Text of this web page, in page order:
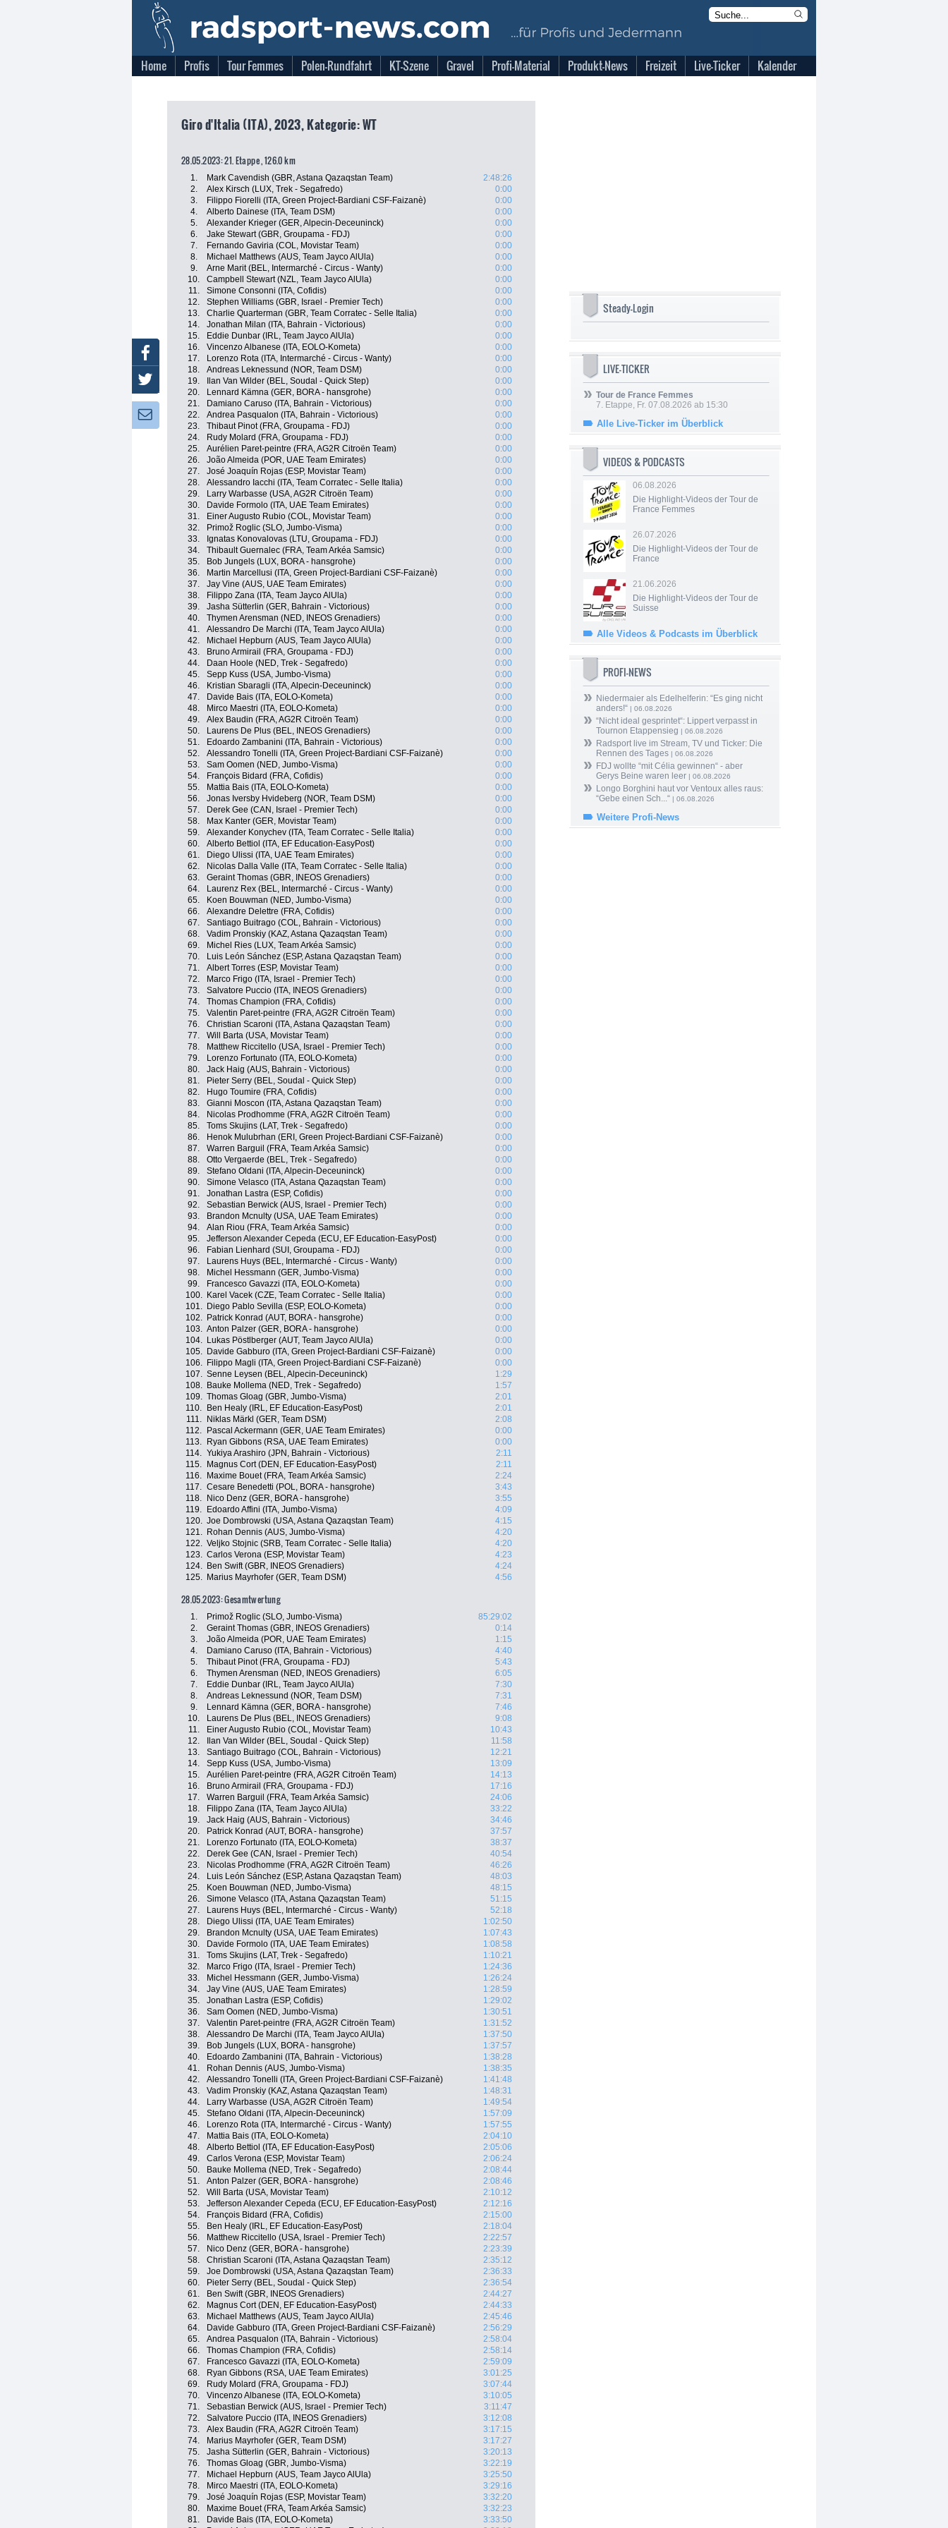
Home Profis Tour Femmes Polen-Rundfahrt KT-Szene Gravel Profi-Material Produkt-News Freizeit Live-Ticker Kalender
Giro d'Italia (ITA), 2023, Kategorie: WT
28.05.2023: 21. Etappe , 126.0 km
1. Mark Cavendish (GBR, Astana Qazaqstan Team)
2:48:26
2.
Alex Kirsch (LUX, Trek - Segafredo)
0:00
3.
Filippo Fiorelli (ITA, Green Project-Bardiani CSF-Faizanè)
0:00
4.
Alberto Dainese (ITA, Team DSM)
0:00
5.
Alexander Krieger (GER, Alpecin-Deceuninck)
0:00
6.
Jake Stewart (GBR, Groupama - FDJ)
0:00
7.
Fernando Gaviria (COL, Movistar Team)
0:00
8.
Michael Matthews (AUS, Team Jayco AlUla)
0:00
9.
Arne Marit (BEL, Intermarché - Circus - Wanty)
0:00
10.
Campbell Stewart (NZL, Team Jayco AlUla)
0:00
11.
Simone Consonni (ITA, Cofidis)
0:00
12.
Stephen Williams (GBR, Israel - Premier Tech)
0:00
13.
Charlie Quarterman (GBR, Team Corratec - Selle Italia)
0:00
14.
Jonathan Milan (ITA, Bahrain - Victorious)
0:00
15.
Eddie Dunbar (IRL, Team Jayco AlUla)
0:00
16.
Vincenzo Albanese (ITA, EOLO-Kometa)
0:00
17.
Lorenzo Rota (ITA, Intermarché - Circus - Wanty)
0:00
18.
Andreas Leknessund (NOR, Team DSM)
0:00
19.
Ilan Van Wilder (BEL, Soudal - Quick Step)
0:00
20.
Lennard Kämna (GER, BORA - hansgrohe)
0:00
21.
Damiano Caruso (ITA, Bahrain - Victorious)
0:00
22.
Andrea Pasqualon (ITA, Bahrain - Victorious)
0:00
23.
Thibaut Pinot (FRA, Groupama - FDJ)
0:00
24.
Rudy Molard (FRA, Groupama - FDJ)
0:00
25.
Aurélien Paret-peintre (FRA, AG2R Citroën Team)
0:00
26.
João Almeida (POR, UAE Team Emirates)
0:00
27.
José Joaquín Rojas (ESP, Movistar Team)
0:00
28.
Alessandro Iacchi (ITA, Team Corratec - Selle Italia)
0:00
29.
Larry Warbasse (USA, AG2R Citroën Team)
0:00
30.
Davide Formolo (ITA, UAE Team Emirates)
0:00
31.
Einer Augusto Rubio (COL, Movistar Team)
0:00
32.
Primož Roglic (SLO, Jumbo-Visma)
0:00
33.
Ignatas Konovalovas (LTU, Groupama - FDJ)
0:00
34.
Thibault Guernalec (FRA, Team Arkéa Samsic)
0:00
35.
Bob Jungels (LUX, BORA - hansgrohe)
0:00
36.
Martin Marcellusi (ITA, Green Project-Bardiani CSF-Faizanè)
0:00
37.
Jay Vine (AUS, UAE Team Emirates)
0:00
38.
Filippo Zana (ITA, Team Jayco AlUla)
0:00
39.
Jasha Sütterlin (GER, Bahrain - Victorious)
0:00
40.
Thymen Arensman (NED, INEOS Grenadiers)
0:00
41.
Alessandro De Marchi (ITA, Team Jayco AlUla)
0:00
42.
Michael Hepburn (AUS, Team Jayco AlUla)
0:00
43.
Bruno Armirail (FRA, Groupama - FDJ)
0:00
44.
Daan Hoole (NED, Trek - Segafredo)
0:00
45.
Sepp Kuss (USA, Jumbo-Visma)
0:00
46.
Kristian Sbaragli (ITA, Alpecin-Deceuninck)
0:00
47.
Davide Bais (ITA, EOLO-Kometa)
0:00
48.
Mirco Maestri (ITA, EOLO-Kometa)
0:00
49.
Alex Baudin (FRA, AG2R Citroën Team)
0:00
50.
Laurens De Plus (BEL, INEOS Grenadiers)
0:00
51.
Edoardo Zambanini (ITA, Bahrain - Victorious)
0:00
52.
Alessandro Tonelli (ITA, Green Project-Bardiani CSF-Faizanè)
0:00
53.
Sam Oomen (NED, Jumbo-Visma)
0:00
54.
François Bidard (FRA, Cofidis)
0:00
55.
Mattia Bais (ITA, EOLO-Kometa)
0:00
56.
Jonas Iversby Hvideberg (NOR, Team DSM)
0:00
57.
Derek Gee (CAN, Israel - Premier Tech)
0:00
58.
Max Kanter (GER, Movistar Team)
0:00
59.
Alexander Konychev (ITA, Team Corratec - Selle Italia)
0:00
60.
Alberto Bettiol (ITA, EF Education-EasyPost)
0:00
61.
Diego Ulissi (ITA, UAE Team Emirates)
0:00
62.
Nicolas Dalla Valle (ITA, Team Corratec - Selle Italia)
0:00
63.
Geraint Thomas (GBR, INEOS Grenadiers)
0:00
64.
Laurenz Rex (BEL, Intermarché - Circus - Wanty)
0:00
65.
Koen Bouwman (NED, Jumbo-Visma)
0:00
66.
Alexandre Delettre (FRA, Cofidis)
0:00
67.
Santiago Buitrago (COL, Bahrain - Victorious)
0:00
68.
Vadim Pronskiy (KAZ, Astana Qazaqstan Team)
0:00
69.
Michel Ries (LUX, Team Arkéa Samsic)
0:00
70.
Luis León Sánchez (ESP, Astana Qazaqstan Team)
0:00
71.
Albert Torres (ESP, Movistar Team)
0:00
72.
Marco Frigo (ITA, Israel - Premier Tech)
0:00
73.
Salvatore Puccio (ITA, INEOS Grenadiers)
0:00
74.
Thomas Champion (FRA, Cofidis)
0:00
75.
Valentin Paret-peintre (FRA, AG2R Citroën Team)
0:00
76.
Christian Scaroni (ITA, Astana Qazaqstan Team)
0:00
77.
Will Barta (USA, Movistar Team)
0:00
78.
Matthew Riccitello (USA, Israel - Premier Tech)
0:00
79.
Lorenzo Fortunato (ITA, EOLO-Kometa)
0:00
80.
Jack Haig (AUS, Bahrain - Victorious)
0:00
81.
Pieter Serry (BEL, Soudal - Quick Step)
0:00
82.
Hugo Toumire (FRA, Cofidis)
0:00
83.
Gianni Moscon (ITA, Astana Qazaqstan Team)
0:00
84.
Nicolas Prodhomme (FRA, AG2R Citroën Team)
0:00
85.
Toms Skujins (LAT, Trek - Segafredo)
0:00
86.
Henok Mulubrhan (ERI, Green Project-Bardiani CSF-Faizanè)
0:00
87.
Warren Barguil (FRA, Team Arkéa Samsic)
0:00
88.
Otto Vergaerde (BEL, Trek - Segafredo)
0:00
89.
Stefano Oldani (ITA, Alpecin-Deceuninck)
0:00
90.
Simone Velasco (ITA, Astana Qazaqstan Team)
0:00
91.
Jonathan Lastra (ESP, Cofidis)
0:00
92.
Sebastian Berwick (AUS, Israel - Premier Tech)
0:00
93.
Brandon Mcnulty (USA, UAE Team Emirates)
0:00
94.
Alan Riou (FRA, Team Arkéa Samsic)
0:00
95.
Jefferson Alexander Cepeda (ECU, EF Education-EasyPost)
0:00
96.
Fabian Lienhard (SUI, Groupama - FDJ)
0:00
97.
Laurens Huys (BEL, Intermarché - Circus - Wanty)
0:00
98.
Michel Hessmann (GER, Jumbo-Visma)
0:00
99.
Francesco Gavazzi (ITA, EOLO-Kometa)
0:00
100.
Karel Vacek (CZE, Team Corratec - Selle Italia)
0:00
101.
Diego Pablo Sevilla (ESP, EOLO-Kometa)
0:00
102.
Patrick Konrad (AUT, BORA - hansgrohe)
0:00
103. Anton Palzer (GER, BORA - hansgrohe)
0:00
104.
Lukas Pöstlberger (AUT, Team Jayco AlUla)
0:00
105.
Davide Gabburo (ITA, Green Project-Bardiani CSF-Faizanè)
0:00
106.
Filippo Magli (ITA, Green Project-Bardiani CSF-Faizanè)
0:00
107. Senne Leysen (BEL, Alpecin-Deceuninck)
1:29
108.
Bauke Mollema (NED, Trek - Segafredo)
1:57
109. Thomas Gloag (GBR, Jumbo-Visma)
2:01
110.
Ben Healy (IRL, EF Education-EasyPost)
2:01
111.
Niklas Märkl (GER, Team DSM)
2:08
112.
Pascal Ackermann (GER, UAE Team Emirates)
0:00
113.
Ryan Gibbons (RSA, UAE Team Emirates)
0:00
114. Yukiya Arashiro (JPN, Bahrain - Victorious)
2:11
115.
Magnus Cort (DEN, EF Education-EasyPost)
2:11
116.
Maxime Bouet (FRA, Team Arkéa Samsic)
2:24
117. Cesare Benedetti (POL, BORA - hansgrohe)
3:43
118.
Nico Denz (GER, BORA - hansgrohe)
3:55
119.
Edoardo Affini (ITA, Jumbo-Visma)
4:09
120. Joe Dombrowski (USA, Astana Qazaqstan Team)
4:15
121.
Rohan Dennis (AUS, Jumbo-Visma)
4:20
122. Veljko Stojnic (SRB, Team Corratec - Selle Italia)
4:20
123. Carlos Verona (ESP, Movistar Team)
4:23
124.
Ben Swift (GBR, INEOS Grenadiers)
4:24
125.
Marius Mayrhofer (GER, Team DSM) 4:56
28.05.2023: Gesamtwertung
1. Primož Roglic (SLO, Jumbo-Visma)
85:29:02
2.
Geraint Thomas (GBR, INEOS Grenadiers)
0:14
3.
João Almeida (POR, UAE Team Emirates)
1:15
4.
Damiano Caruso (ITA, Bahrain - Victorious)
4:40
5.
Thibaut Pinot (FRA, Groupama - FDJ)
5:43
6.
Thymen Arensman (NED, INEOS Grenadiers)
6:05
7.
Eddie Dunbar (IRL, Team Jayco AlUla)
7:30
8.
Andreas Leknessund (NOR, Team DSM)
7:31
9.
Lennard Kämna (GER, BORA - hansgrohe)
7:46
10.
Laurens De Plus (BEL, INEOS Grenadiers)
9:08
11.
Einer Augusto Rubio (COL, Movistar Team)
10:43
12.
Ilan Van Wilder (BEL, Soudal - Quick Step)
11:58
13.
Santiago Buitrago (COL, Bahrain - Victorious)
12:21
14.
Sepp Kuss (USA, Jumbo-Visma)
13:09
15.
Aurélien Paret-peintre (FRA, AG2R Citroën Team)
14:13
16.
Bruno Armirail (FRA, Groupama - FDJ)
17:16
17.
Warren Barguil (FRA, Team Arkéa Samsic)
24:06
18.
Filippo Zana (ITA, Team Jayco AlUla)
33:22
19.
Jack Haig (AUS, Bahrain - Victorious)
34:46
20.
Patrick Konrad (AUT, BORA - hansgrohe)
37:57
21.
Lorenzo Fortunato (ITA, EOLO-Kometa)
38:37
22.
Derek Gee (CAN, Israel - Premier Tech)
40:54
23.
Nicolas Prodhomme (FRA, AG2R Citroën Team)
46:26
24.
Luis León Sánchez (ESP, Astana Qazaqstan Team)
48:03
25.
Koen Bouwman (NED, Jumbo-Visma)
48:15
26.
Simone Velasco (ITA, Astana Qazaqstan Team)
51:15
27.
Laurens Huys (BEL, Intermarché - Circus - Wanty)
52:18
28.
Diego Ulissi (ITA, UAE Team Emirates)
1:02:50
29.
Brandon Mcnulty (USA, UAE Team Emirates)
1:07:43
30.
Davide Formolo (ITA, UAE Team Emirates)
1:08:58
31.
Toms Skujins (LAT, Trek - Segafredo)
1:10:21
32.
Marco Frigo (ITA, Israel - Premier Tech)
1:24:36
33.
Michel Hessmann (GER, Jumbo-Visma)
1:26:24
34.
Jay Vine (AUS, UAE Team Emirates)
1:28:59
35.
Jonathan Lastra (ESP, Cofidis)
1:29:02
36.
Sam Oomen (NED, Jumbo-Visma)
1:30:51
37.
Valentin Paret-peintre (FRA, AG2R Citroën Team)
1:31:52
38.
Alessandro De Marchi (ITA, Team Jayco AlUla)
1:37:50
39.
Bob Jungels (LUX, BORA - hansgrohe)
1:37:57
40.
Edoardo Zambanini (ITA, Bahrain - Victorious)
1:38:28
41.
Rohan Dennis (AUS, Jumbo-Visma)
1:38:35
42.
Alessandro Tonelli (ITA, Green Project-Bardiani CSF-Faizanè)
1:41:48
43.
Vadim Pronskiy (KAZ, Astana Qazaqstan Team)
1:48:31
44.
Larry Warbasse (USA, AG2R Citroën Team)
1:49:54
45.
Stefano Oldani (ITA, Alpecin-Deceuninck)
1:57:09
46.
Lorenzo Rota (ITA, Intermarché - Circus - Wanty)
1:57:55
47.
Mattia Bais (ITA, EOLO-Kometa)
2:04:10
48.
Alberto Bettiol (ITA, EF Education-EasyPost)
2:05:06
49.
Carlos Verona (ESP, Movistar Team)
2:06:24
50.
Bauke Mollema (NED, Trek - Segafredo)
2:08:44
51.
Anton Palzer (GER, BORA - hansgrohe)
2:08:46
52.
Will Barta (USA, Movistar Team)
2:10:12
53.
Jefferson Alexander Cepeda (ECU, EF Education-EasyPost)
2:12:16
54.
François Bidard (FRA, Cofidis)
2:15:00
55.
Ben Healy (IRL, EF Education-EasyPost)
2:18:04
56.
Matthew Riccitello (USA, Israel - Premier Tech)
2:22:57
57.
Nico Denz (GER, BORA - hansgrohe)
2:23:39
58.
Christian Scaroni (ITA, Astana Qazaqstan Team)
2:35:12
59.
Joe Dombrowski (USA, Astana Qazaqstan Team)
2:36:33
60.
Pieter Serry (BEL, Soudal - Quick Step)
2:36:54
61.
Ben Swift (GBR, INEOS Grenadiers)
2:44:27
62.
Magnus Cort (DEN, EF Education-EasyPost)
2:44:33
63.
Michael Matthews (AUS, Team Jayco AlUla)
2:45:46
64.
Davide Gabburo (ITA, Green Project-Bardiani CSF-Faizanè)
2:56:29
65.
Andrea Pasqualon (ITA, Bahrain - Victorious)
2:58:04
66.
Thomas Champion (FRA, Cofidis)
2:58:14
67.
Francesco Gavazzi (ITA, EOLO-Kometa)
2:59:09
68.
Ryan Gibbons (RSA, UAE Team Emirates)
3:01:25
69.
Rudy Molard (FRA, Groupama - FDJ)
3:07:44
70.
Vincenzo Albanese (ITA, EOLO-Kometa)
3:10:05
71.
Sebastian Berwick (AUS, Israel - Premier Tech)
3:11:47
72.
Salvatore Puccio (ITA, INEOS Grenadiers)
3:12:08
73.
Alex Baudin (FRA, AG2R Citroën Team)
3:17:15
74.
Marius Mayrhofer (GER, Team DSM)
3:17:27
75.
Jasha Sütterlin (GER, Bahrain - Victorious)
3:20:13
76.
Thomas Gloag (GBR, Jumbo-Visma)
3:22:19
77.
Michael Hepburn (AUS, Team Jayco AlUla)
3:25:50
78.
Mirco Maestri (ITA, EOLO-Kometa)
3:29:16
79.
José Joaquín Rojas (ESP, Movistar Team)
3:32:20
80.
Maxime Bouet (FRA, Team Arkéa Samsic)
3:32:23
81.
Davide Bais (ITA, EOLO-Kometa)
3:33:50
Steady-Login
LIVE-TICKER
Tour de France Femmes
7. Etappe, Fr. 07.08.2026 ab 15:30
Alle Live-Ticker im Überblick
VIDEOS & PODCASTS
06.08.2026
Die Highlight-Videos der Tour de
France Femmes
26.07.2026
Die Highlight-Videos der Tour de
France
21.06.2026
Die Highlight-Videos der Tour de
Suisse
Alle Videos & Podcasts im Überblick
PROFI-NEWS
Niedermaier als Edelhelferin: “Es ging nicht
anders!“ | 06.08.2026
“Nicht ideal gesprintet“: Lippert verpasst in
Tournon Etappensieg | 06.08.2026
Radsport live im Stream, TV und Ticker: Die
Rennen des Tages | 06.08.2026
FDJ wollte “mit Célia gewinnen“ - aber
Gerys Beine waren leer | 06.08.2026
Longo Borghini haut vor Ventoux alles raus:
“Gebe einen Sch...“ | 06.08.2026
Weitere Profi-News
Facebook
Twitter
Newsletter: